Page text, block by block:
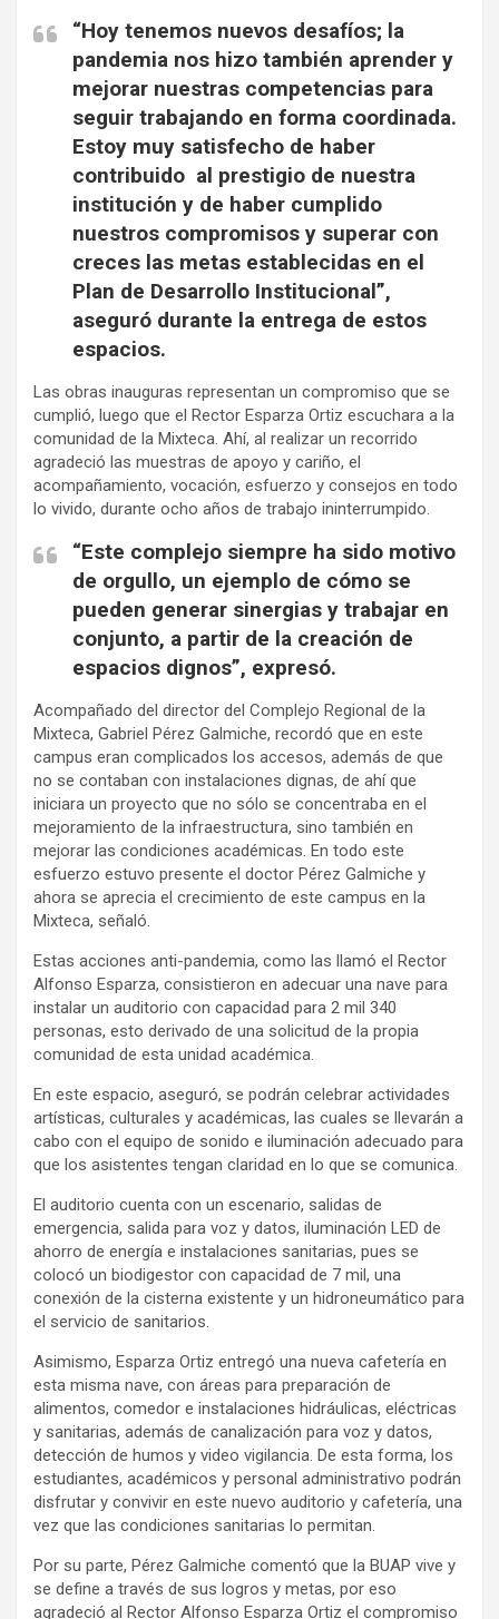
“Hoy tenemos nuevos desafíos; la
pandemia nos hizo también aprender y
mejorar nuestras competencias para
seguir trabajando en forma coordinada.
Estoy muy satisfecho de haber
contribuido al prestigio de nuestra
institución y de haber cumplido
nuestros compromisos y superar con
creces las metas establecidas en el
Plan de Desarrollo Institucional”,
aseguró durante la entrega de estos
espacios.
Las obras inauguras representan un compromiso que se
cumplió, luego que el Rector Esparza Ortiz escuchara a la
comunidad de la Mixteca. Ahí, al realizar un recorrido
agradeció las muestras de apoyo y cariño, el
acompañamiento, vocación, esfuerzo y consejos en todo
lo vivido, durante ocho años de trabajo ininterrumpido.
“Este complejo siempre ha sido motivo
de orgullo, un ejemplo de cómo se
pueden generar sinergias y trabajar en
conjunto, a partir de la creación de
espacios dignos”, expresó.
Acompañado del director del Complejo Regional de la
Mixteca, Gabriel Pérez Galmiche, recordó que en este
campus eran complicados los accesos, además de que
no se contaban con instalaciones dignas, de ahí que
iniciara un proyecto que no sólo se concentraba en el
mejoramiento de la infraestructura, sino también en
mejorar las condiciones académicas. En todo este
esfuerzo estuvo presente el doctor Pérez Galmiche y
ahora se aprecia el crecimiento de este campus en la
Mixteca, señaló.
Estas acciones anti-pandemia, como las llamó el Rector
Alfonso Esparza, consistieron en adecuar una nave para
instalar un auditorio con capacidad para 2 mil 340
personas, esto derivado de una solicitud de la propia
comunidad de esta unidad académica.
En este espacio, aseguró, se podrán celebrar actividades
artísticas, culturales y académicas, las cuales se llevarán a
cabo con el equipo de sonido e iluminación adecuado para
que los asistentes tengan claridad en lo que se comunica.
El auditorio cuenta con un escenario, salidas de
emergencia, salida para voz y datos, iluminación LED de
ahorro de energía e instalaciones sanitarias, pues se
colocó un biodigestor con capacidad de 7 mil, una
conexión de la cisterna existente y un hidroneumático para
el servicio de sanitarios.
Asimismo, Esparza Ortiz entregó una nueva cafetería en
esta misma nave, con áreas para preparación de
alimentos, comedor e instalaciones hidráulicas, eléctricas
y sanitarias, además de canalización para voz y datos,
detección de humos y video vigilancia. De esta forma, los
estudiantes, académicos y personal administrativo podrán
disfrutar y convivir en este nuevo auditorio y cafetería, una
vez que las condiciones sanitarias lo permitan.
Por su parte, Pérez Galmiche comentó que la BUAP vive y
se define a través de sus logros y metas, por eso
agradeció al Rector Alfonso Esparza Ortiz el compromiso